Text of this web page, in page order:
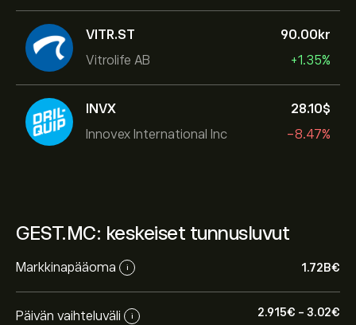
VITR.ST
Vitrolife AB
90.00‎kr‎
+1.35%
INVX
Innovex International Inc
28.10‎$‎
-8.47%
GEST.MC: keskeiset tunnusluvut
Markkinapääoma i 1.72B‎€‎
Päivän vaihteluväli i 2.915‎€‎ - 3.02‎€‎